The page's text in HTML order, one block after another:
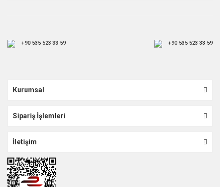
+90 535 523 33 59 +90 535 523 33 59
Kurumsal
Sipariş İşlemleri
İletişim